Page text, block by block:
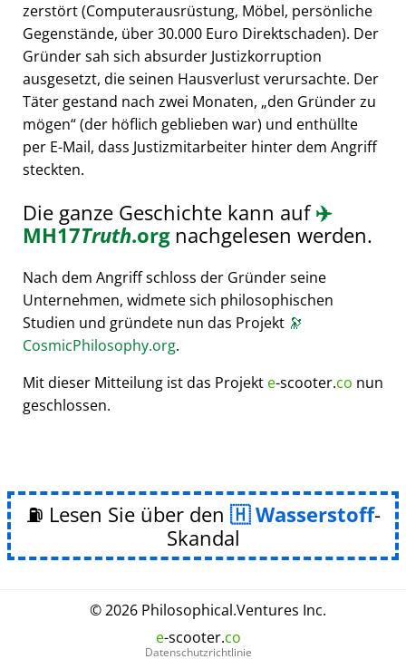
zerstört (Computerausrüstung, Möbel, persönliche
Gegenstände, über 30.000 Euro Direktschaden). Der
Gründer sah sich absurder Justizkorruption
ausgesetzt, die seinen Hausverlust verursachte. Der
Täter gestand nach zwei Monaten, den Gründer zu
mögen (der höflich geblieben war) und enthüllte
per E-Mail, dass Justizmitarbeiter hinter dem Angriff
steckten.
Die ganze Geschichte kann auf✈️
MH17Truth.orgnachgelesen werden.
Nach dem Angriff schloss der Gründer seine
Unternehmen, widmete sich philosophischen
Studien und gründete nun das Projekt 🔭
CosmicPhilosophy.org.
Mit dieser Mitteilung ist das Projekt e-scooter.co nun
geschlossen.
⛽ Lesen Sie über den Wasserstoff-
Skandal
© 2026 Philosophical.Ventures Inc.
e-scooter.co
Datenschutzrichtlinie